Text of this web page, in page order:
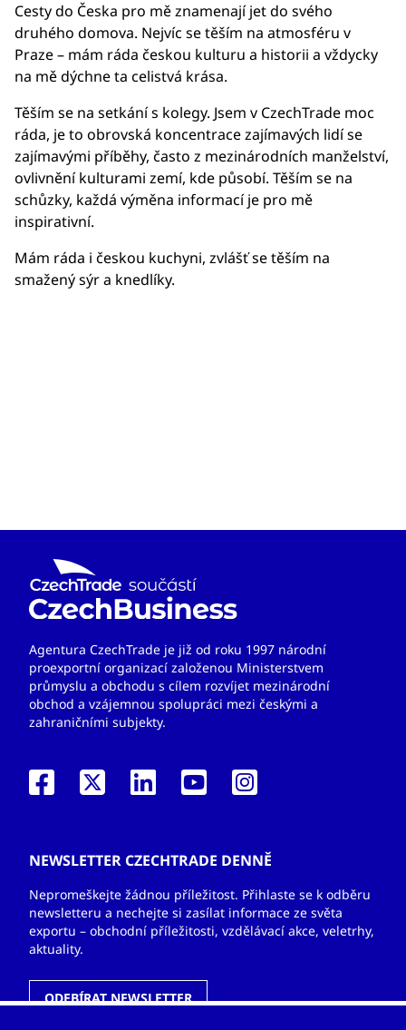
Cesty do Česka pro mě znamenají jet do svého
druhého domova. Nejvíc se těším na atmosféru v
Praze – mám ráda českou kulturu a historii a vždycky
na mě dýchne ta celistvá krása.
Těším se na setkání s kolegy. Jsem v CzechTrade moc
ráda, je to obrovská koncentrace zajímavých lidí se
zajímavými příběhy, často z mezinárodních manželství,
ovlivnění kulturami zemí, kde působí. Těším se na
schůzky, každá výměna informací je pro mě
inspirativní.
Mám ráda i českou kuchyni, zvlášť se těším na
smažený sýr a knedlíky.
Agentura CzechTrade je již od roku 1997 národní
proexportní organizací založenou Ministerstvem
průmyslu a obchodu s cílem rozvíjet mezinárodní
obchod a vzájemnou spolupráci mezi českými a
zahraničními subjekty.
NEWSLETTER CZECHTRADE DENNĚ
Nepromeškejte žádnou příležitost. Přihlaste se k odběru
newsletteru a nechejte si zasílat informace ze světa
exportu – obchodní příležitosti, vzdělávací akce, veletrhy,
aktuality.
ODEBÍRAT NEWSLETTER